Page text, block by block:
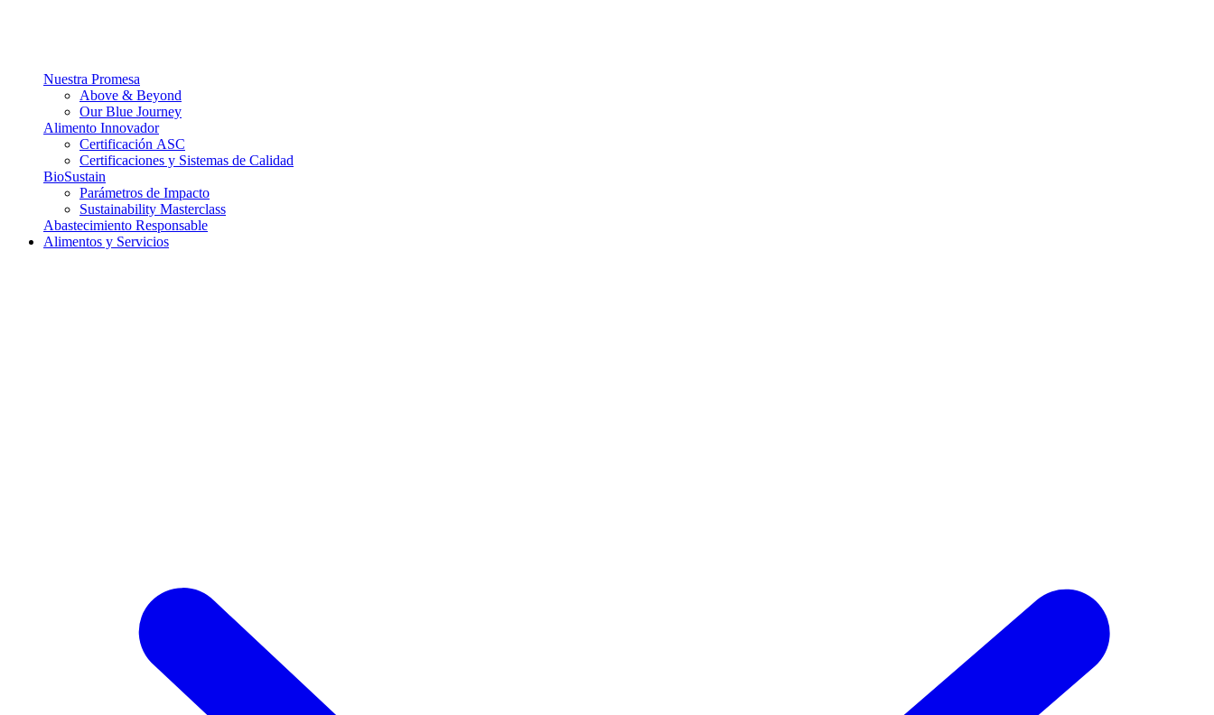
Nuestra Promesa
Above & Beyond
Our Blue Journey
Alimento Innovador
Certificación ASC
Certificaciones y Sistemas de Calidad
BioSustain
Parámetros de Impacto
Sustainability Masterclass
Abastecimiento Responsable
Alimentos y Servicios